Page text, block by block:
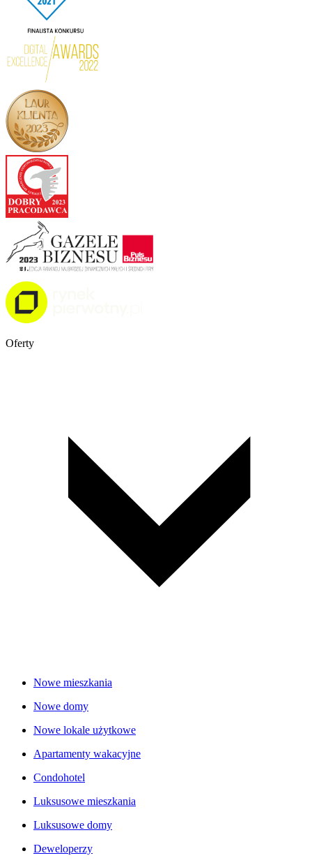
Oferty
Nowe mieszkania
Nowe domy
Nowe lokale użytkowe
Apartamenty wakacyjne
Condohotel
Luksusowe mieszkania
Luksusowe domy
Deweloperzy